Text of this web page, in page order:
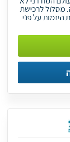
מסלול לרכישת
היזמות על פני